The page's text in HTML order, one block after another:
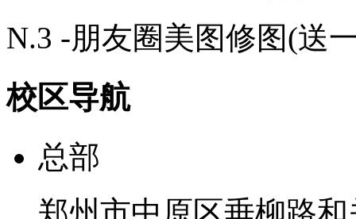
N.3 -朋友圈美图修图(送
校区导航
总部